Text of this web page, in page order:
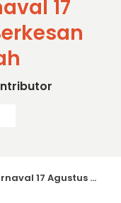
17
15+ Tema Karnaval 17 Agustus yang Berkesan dan Meriah